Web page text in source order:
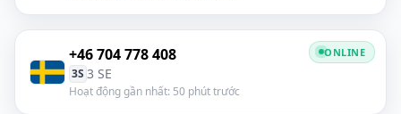
+46 704 778 408
3S 3 SE
Hoạt động gần nhất: 50 phút trước
ONLINE